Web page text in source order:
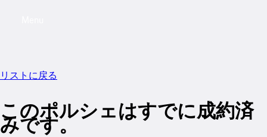
リストに戻る
このポルシェはすでに成約済
みです。